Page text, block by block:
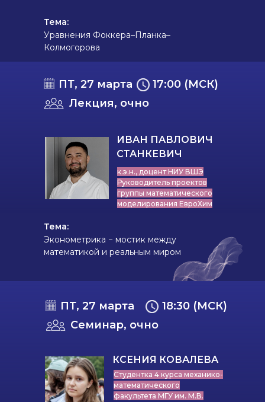
Уравнения Фоккера–Планка–
Колмогорова
Тема:
ИВАН ПАВЛОВИЧ
СТАНКЕВИЧ
ПТ, 27 марта
Эконометрика − мостик между
математикой и реальным миром
Тема:
к.э.н., доцент НИУ ВШЭ
Руководитель проектов
группы математического
моделирования ЕвроХим
17:00 (МСК)
Лекция, очно
КСЕНИЯ КОВАЛЕВА
ПТ, 27 марта
Студентка 4 курса механико-
математического
факультета МГУ им. М.В.
Семинар, очно
18:30 (МСК)